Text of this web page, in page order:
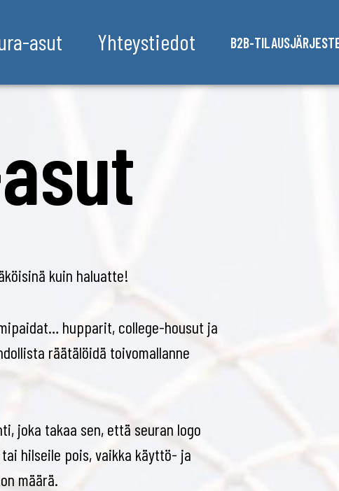
asut Yhteystiedot B2B-
kuin haluatte!
hupparit, college-housut ja
räätälöidä toivomallanne
joka takaa sen, että seuran logo
hilseile pois, vaikka käyttö- ja
määrä.